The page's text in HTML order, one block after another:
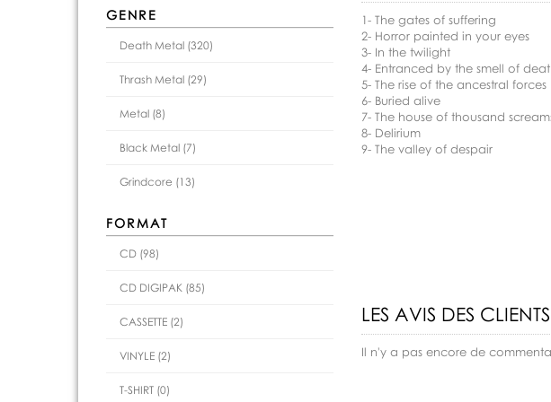
1- The gates of suffering
2- Horror painted in your eyes
3- In the twilight
4- Entranced by the smell of
5- The rise of the ancestral forces
6- Buried alive
7- The house of thousand
8- Delirium
9- The valley of despair
LES AVIS DES CLIENTS
Il n'y a pas encore de
GENRE
Death Metal (320)
Thrash Metal (29)
Metal (8)
Black Metal (7)
Grindcore (13)
FORMAT
CD (98)
CD DIGIPAK (85)
CASSETTE (2)
VINYLE (2)
T-SHIRT (0)